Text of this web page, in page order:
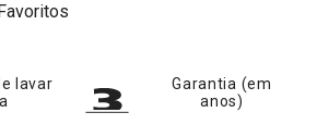
lavar
Garantia (em
anos)